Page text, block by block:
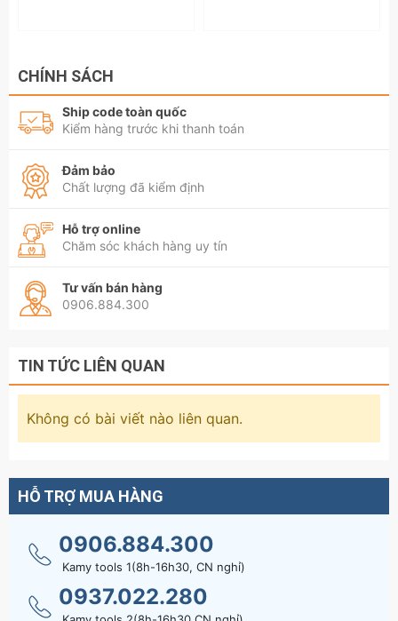
CHÍNH SÁCH
Ship code toàn quốc
Kiểm hàng trước khi thanh toán
Đảm bảo
Chất lượng đã kiểm định
Hỗ trợ online
Chăm sóc khách hàng uy tín
Tư vấn bán hàng
0906.884.300
TIN TỨC LIÊN QUAN
Không có bài viết nào liên quan.
HỖ TRỢ MUA HÀNG
0906.884.300
Kamy tools 1(8h-16h30, CN nghỉ)
0937.022.280